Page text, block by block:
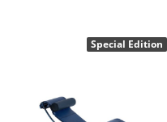
Schreibtischleuchten
Bodenleuchten
Special Edition